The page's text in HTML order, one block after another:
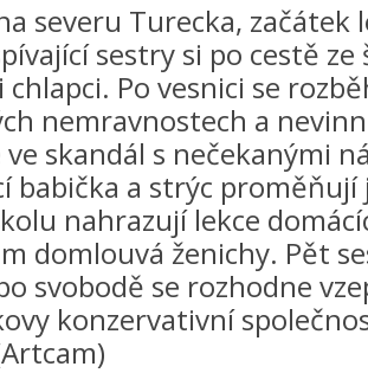
severu Turecka, začátek
sestry si po cestě ze
Po vesnici se
nemravnostech a
skandál s nečekanými
babička a strýc proměňují
nahrazují lekce
domlouvá ženichy. Pět
svobodě se rozhodne
konzervativní